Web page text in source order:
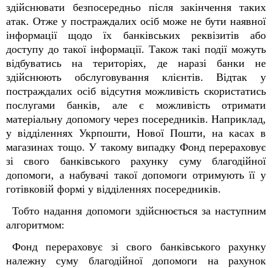
здійснювати безпосередньо після закінчення таких
атак. Отже у постраждалих осіб може не бути наявної
інформації щодо їх банківських реквізитів або
доступу до такої інформації. Також такі події можуть
відбуватись на територіях, де наразі банки не
здійснюють обслуговування клієнтів. Відтак у
постраждалих осіб відсутня можливість скористатись
послугами банків, але є можливість отримати
матеріальну допомогу через посередників. Наприклад,
у відділеннях Укрпошти, Нової Пошти, на касах в
магазинах тощо. У такому випадку Фонд перераховує
зі свого банківського рахунку суму благодійної
допомоги, а набувачі такої допомоги отримують її у
готівковій формі у відділеннях посередників.
Тобто надання допомоги здійснюється за наступним
алгоритмом:
Фонд перераховує зі свого банківського рахунку
належну суму благодійної допомоги на рахунок